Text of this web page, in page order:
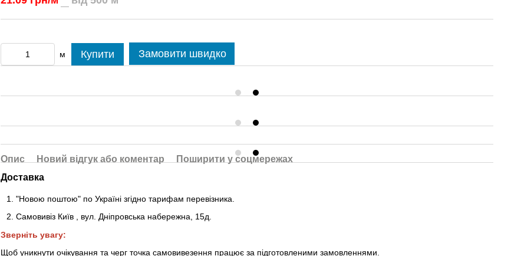
м Купити Замовити швидко
Опис Новий відгук або коментар
Поширити у соцмережах
Доставка
"Новою поштою" по Україні згідно тарифам перевізника.
Самовивіз Київ , вул. Дніпровська набережна, 15д.
Зверніть увагу:
Щоб уникнути очікування та черг точка самовивезення працює за підготовленими замовленнями.